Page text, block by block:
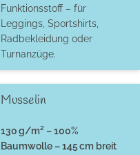
Funktionsstoff – für
Leggings, Sportshirts,
Radbekleidung oder
Turnanzüge.
Musselin
130 g/m² – 100%
Baumwolle – 145 cm breit